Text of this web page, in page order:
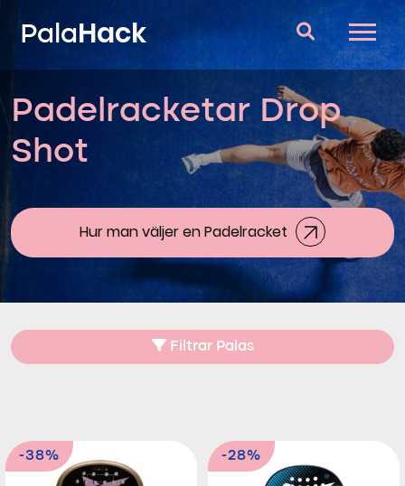
PalaHack
Padelracketar
Frågor och svar
Komparator
Blog
Padelracketar Drop
Shot
Hur man väljer en Padelracket
Filtrar Palas
-38% -28%